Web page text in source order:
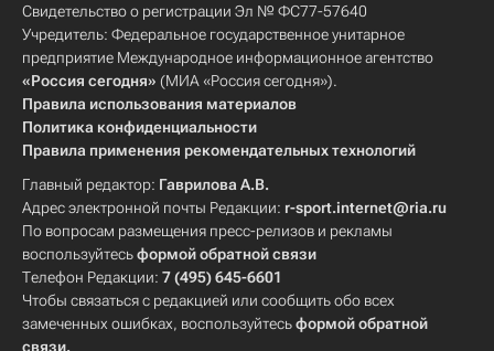
Свидетельство о регистрации Эл № ФС77-57640
Учредитель: Федеральное государственное унитарное
предприятие Международное информационное агентство
«Россия сегодня» (МИА «Россия сегодня»).
Правила использования материалов
Политика конфиденциальности
Правила применения рекомендательных технологий
Главный редактор: Гаврилова А.В.
Адрес электронной почты Редакции: r-sport.internet@ria.ru
По вопросам размещения пресс-релизов и рекламы
воспользуйтесьформой обратной связи
Телефон Редакции: 7 (495) 645-6601
Чтобы связаться с редакцией или сообщить обо всех
замеченных ошибках, воспользуйтесьформой обратной
связи.